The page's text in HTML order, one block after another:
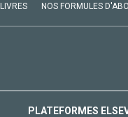
LIVRES NOS FORMULES
PLATEFORMES